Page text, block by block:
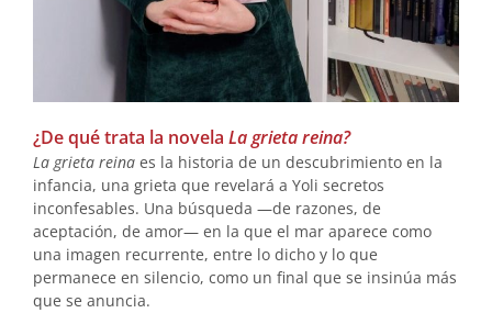
¿De qué trata la novela La grieta reina?
La grieta reina es la historia de un descubrimiento en la
infancia, una grieta que revelará a Yoli secretos
inconfesables. Una búsqueda —de razones, de
aceptación, de amor— en la que el mar aparece como
una imagen recurrente, entre lo dicho y lo que
permanece en silencio, como un final que se insinúa más
que se anuncia.